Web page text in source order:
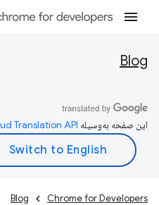
Blog
این صفحه به‌وسیله
Chrome for Developers
Blog